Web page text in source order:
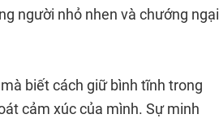
người nhỏ nhen và chướng ngại
biết cách giữ bình tĩnh trong
cảm xúc của mình. Sự minh